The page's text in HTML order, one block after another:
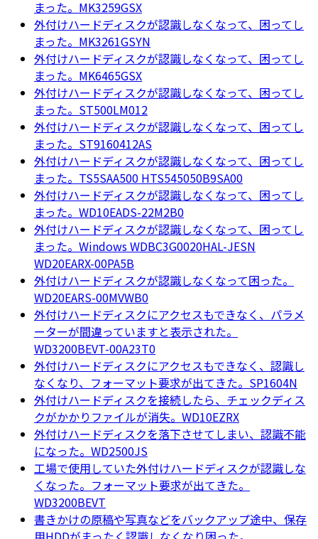
まった。MK3259GSX
外付けハードディスクが認識しなくなって、困ってし
まった。MK3261GSYN
外付けハードディスクが認識しなくなって、困ってし
まった。MK6465GSX
外付けハードディスクが認識しなくなって、困ってし
まった。ST500LM012
外付けハードディスクが認識しなくなって、困ってし
まった。ST9160412AS
外付けハードディスクが認識しなくなって、困ってし
まった。TS5SAA500 HTS545050B9SA00
外付けハードディスクが認識しなくなって、困ってし
まった。WD10EADS-22M2B0
外付けハードディスクが認識しなくなって、困ってし
まった。Windows WDBC3G0020HAL-JESN
WD20EARX-00PA5B
外付けハードディスクが認識しなくなって困った。
WD20EARS-00MVWB0
外付けハードディスクにアクセスもできなく、パラメ
ーターが間違っていますと表示された。
WD3200BEVT-00A23T0
外付けハードディスクにアクセスもできなく、認識し
なくなり、フォーマット要求が出てきた。SP1604N
外付けハードディスクを接続したら、チェックディス
クがかかりファイルが消失。WD10EZRX
外付けハードディスクを落下させてしまい、認識不能
になった。WD2500JS
工場で使用していた外付けハードディスクが認識しな
くなった。フォーマット要求が出てきた。
WD3200BEVT
書きかけの原稿や写真などをバックアップ途中、保存